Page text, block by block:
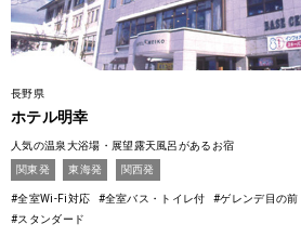
長野県
ホテル明幸
人気の温泉大浴場・展望露天風呂があるお宿
関東発
東海発 関西発
#全室Wi-Fi対応 #全室バス・トイレ付 #ゲレンデ目の前
#スタンダード